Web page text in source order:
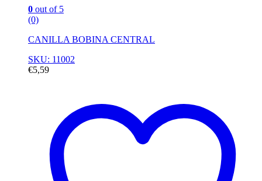
0 out of 5
(0)
CANILLA BOBINA CENTRAL
SKU: 11002
€5,59